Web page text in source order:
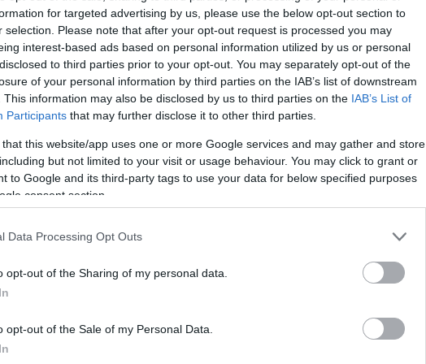
for targeted advertising by us, please use the below opt-out section to
selection. Please note that after your opt-out request is processed you may
interest-based ads based on personal information utilized by us or personal
to third parties prior to your opt-out. You may separately opt-out of the
of your personal information by third parties on the IAB’s list of downstream
This information may also be disclosed by us to third parties on the IAB’s List of
Participants that may further disclose it to other third parties.
that this website/app uses one or more Google services and may gather and store
but not limited to your visit or usage behaviour. You may click to grant or
to Google and its third-party tags to use your data for below specified purposes
consent section.
Data Processing Opt Outs
opt-out of the Sharing of my personal data.
opt-out of the Sale of my Personal Data.
ομόσταβλό
ώρα